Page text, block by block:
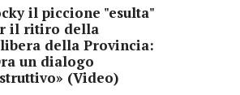
il piccione "esulta"
il ritiro della
della Provincia:
un dialogo
(Video)